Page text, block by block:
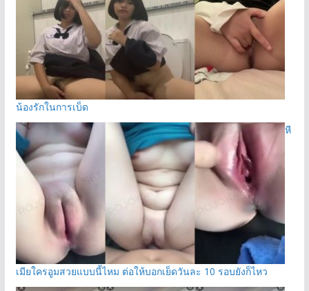
น้องรักในการเบ็ด
หี
เมียใครอูมสวยแบบนี้ไหม ต่อให้บอกเย็ดวันละ 10 รอบยังก็ไหว